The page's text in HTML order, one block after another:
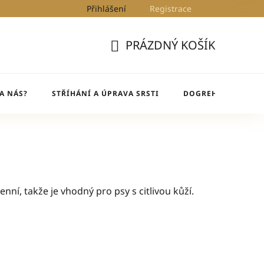
Blog DogRehab
Přihlášení Registrace
KOŠÍK
PRÁZDNÝ KOŠÍK
NÁS? STŘÍHÁNÍ A ÚPRAVA SRSTI DOGREHAB
takže je vhodný pro psy s citlivou kůží.